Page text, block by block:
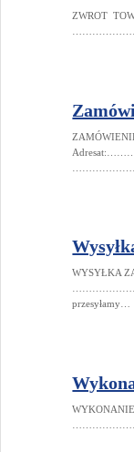
ZWROT
WYSYŁKA
przesyłamy…